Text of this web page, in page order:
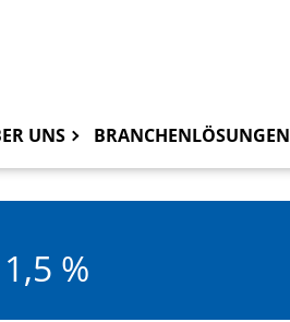
UNS BRANCHENLÖSUNGEN
%